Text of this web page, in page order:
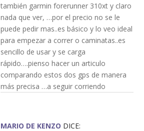
también garmin forerunner 310xt y claro
nada que ver, …por el precio no se le
puede pedir mas..es básico y lo veo ideal
para empezar a correr o caminatas..es
sencillo de usar y se carga
rápido….pienso hacer un articulo
comparando estos dos gps de manera
más precisa …a seguir corriendo
MARIO DE KENZO DICE: